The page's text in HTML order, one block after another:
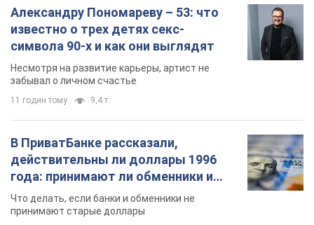
Александру Пономареву – 53: что
известно о трех детях секс-
символа 90-х и как они выглядят
Несмотря на развитие карьеры, артист не
забывал о личном счастье
11 годин тому 9,4 т.
В ПриватБанке рассказали,
действительны ли доллары 1996
года: принимают ли обменники и
банки такие купюры
Что делать, если банки и обменники не
принимают старые доллары